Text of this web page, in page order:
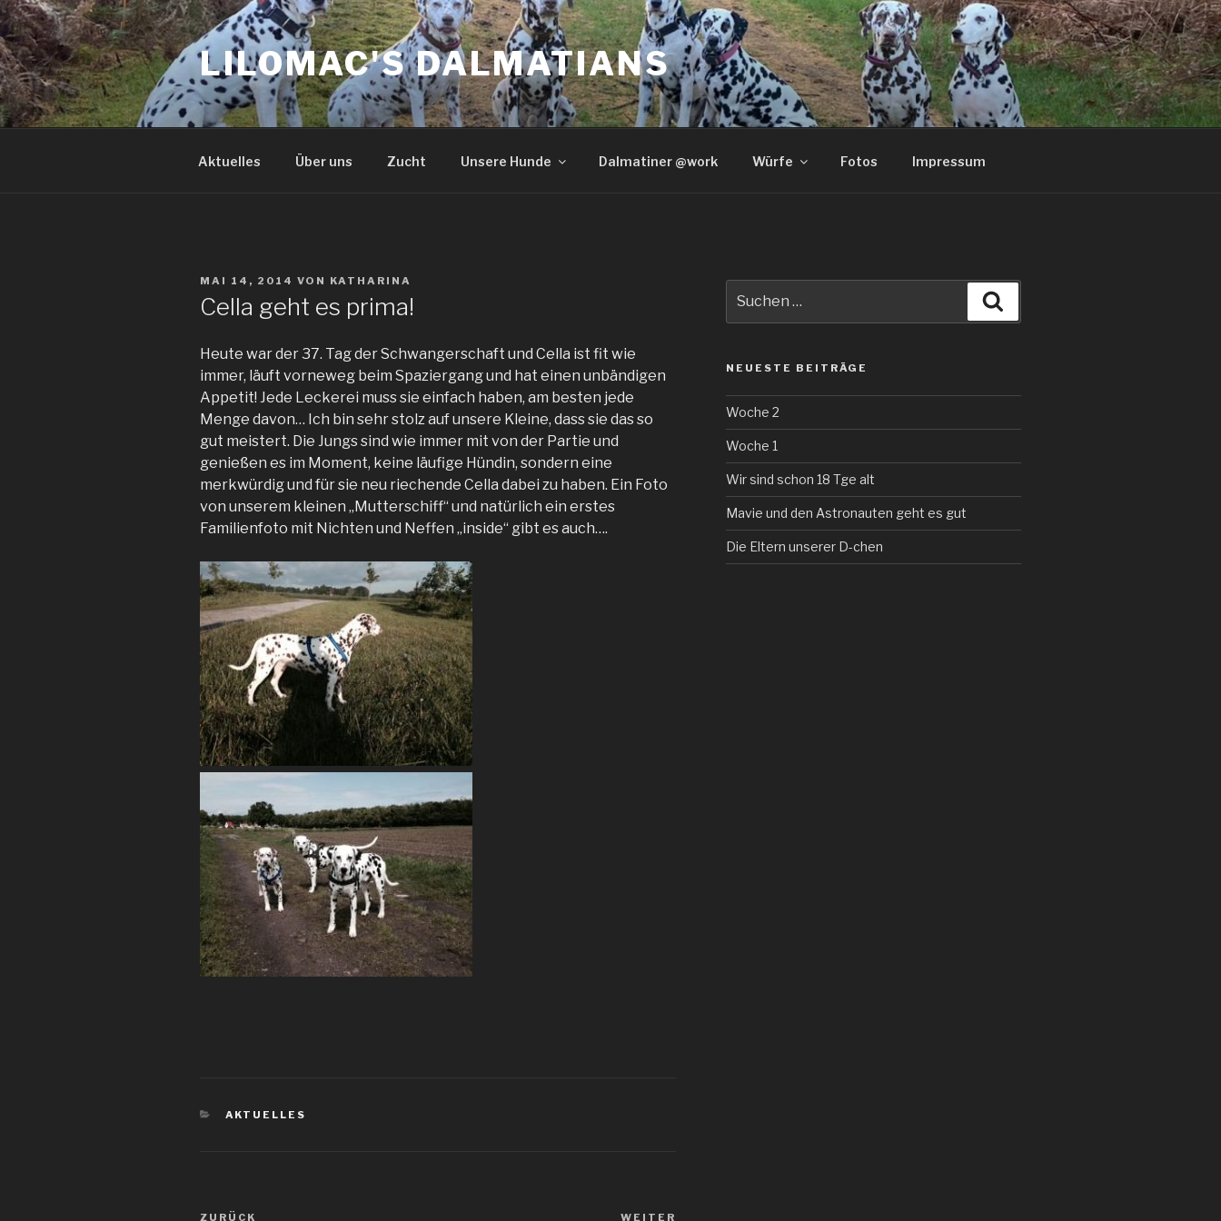
Zum
Inhalt
springen
LILOMAC'S DALMATIANS
Aktuelles Über uns Zucht Unsere Hunde Dalmatiner @work Würfe Fotos Impressum
VERÖFFENTLICHT
MAI 14, 2014 VON KATHARINA
Cella geht es prima!
Heute war der 37. Tag der Schwangerschaft und Cella ist fit wie
immer, läuft vorneweg beim Spaziergang und hat einen unbändigen
Appetit! Jede Leckerei muss sie einfach haben, am besten jede
Menge davon… Ich bin sehr stolz auf unsere Kleine, dass sie das so
gut meistert. Die Jungs sind wie immer mit von der Partie und
genießen es im Moment, keine läufige Hündin, sondern eine
merkwürdig und für sie neu riechende Cella dabei zu haben. Ein Foto
von unserem kleinen „Mutterschiff“ und natürlich ein erstes
Familienfoto mit Nichten und Neffen „inside“ gibt es auch….
KATEGORIEN
AKTUELLES
Beitragsnavigation
ZURÜCK WEITER
nach:
NEUESTE BEITRÄGE
Woche 2
Woche 1
Wir sind schon 18 Tge alt
Mavie und den Astronauten geht es gut
Die Eltern unserer D-chen